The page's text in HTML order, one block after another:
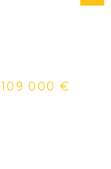
109 000 €